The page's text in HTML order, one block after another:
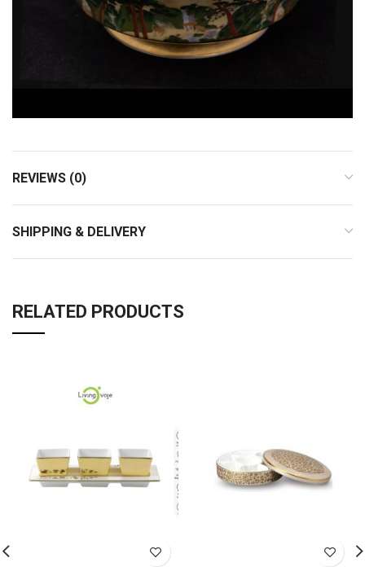
REVIEWS (0)
SHIPPING & DELIVERY
RELATED PRODUCTS